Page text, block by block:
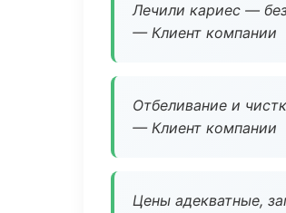
Лечили кариес —
— Клиент компании
Отбеливание и
— Клиент компании
Цены адекватные,